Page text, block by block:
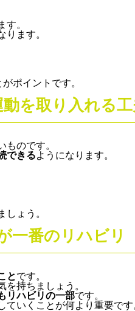
。
ります。
がポイントです。
動を取り入れる
のです。
できるようになります。
ょう。
一番のリハビリ
とです。
持ちましょう。
リハビリの一部です。
いくことが何より重要です